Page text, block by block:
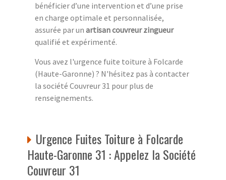
bénéficier d’une intervention et d’une prise
en charge optimale et personnalisée,
assurée par un artisan couvreur zingueur
qualifié et expérimenté.
Vous avez l'urgence fuite toiture à Folcarde
(Haute-Garonne) ? N'hésitez pas à contacter
la société Couvreur 31 pour plus de
renseignements.
Urgence Fuites Toiture à Folcarde
Haute-Garonne 31 : Appelez la Société
Couvreur 31